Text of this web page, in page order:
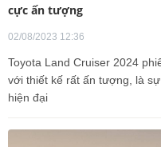
cực ấn tượng
02/08/2023 12:36
Toyota Land Cruiser 2024
với thiết kế rất ấn tượng, là
hiện đại